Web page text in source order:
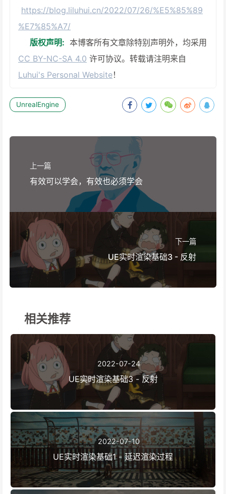
https://blog.liluhui.cn/2022/07/26/%E5%85%89
%E7%85%A7/
版权声明: 本博客所有文章除特别声明外，均采用
CC BY-NC-SA 4.0 许可协议。转载请注明来自
Luhui's Personal Website！
UnrealEngine
上一篇
有效可以学会，有效也必须学会
下一篇
UE实时渲染基础3 - 反射
相关推荐
2022-07-24
UE实时渲染基础3 - 反射
2022-07-10
UE实时渲染基础1 - 延迟渲染过程